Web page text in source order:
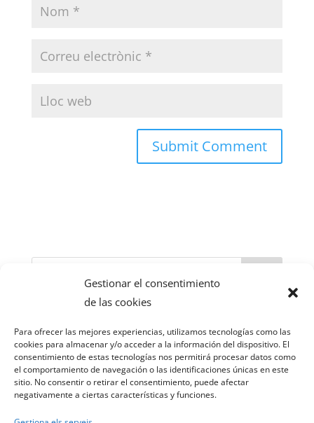
Gestionar el consentimiento
de las cookies
Para ofrecer las mejores experiencias, utilizamos tecnologías como las
cookies para almacenar y/o acceder a la información del dispositivo. El
consentimiento de estas tecnologías nos permitirá procesar datos como
el comportamiento de navegación o las identificaciones únicas en este
sitio. No consentir o retirar el consentimiento, puede afectar
negativamente a ciertas características y funciones.
SER O NO SER
RENOVACIÓN
Recent Comments